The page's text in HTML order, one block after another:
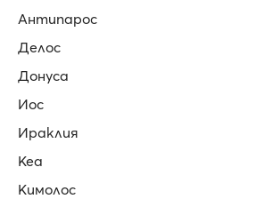
Антипарос
Делос
Донуса
Иос
Ираклия
Кеа
Кимолос